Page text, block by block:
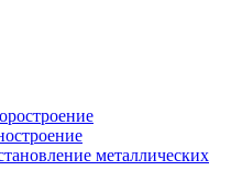
металлических